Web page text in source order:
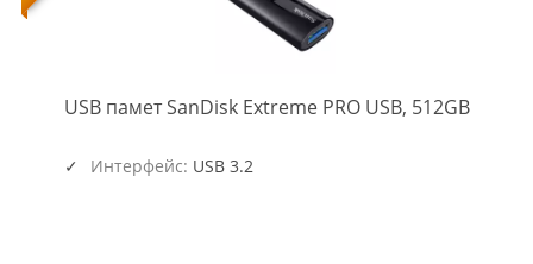
USB памет SanDisk Extreme PRO USB, 512GBSD-
Интерфейс: USB 3.2